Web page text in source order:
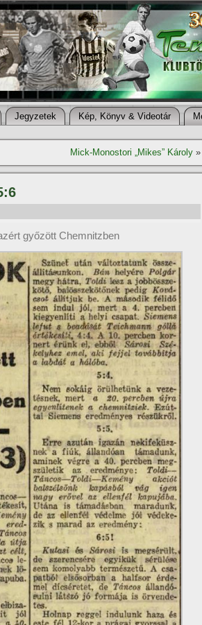
Jegyzetek Kép, Könyv & Videotár
Mick-Monostori „Mikes” Károly »
győzött Chemnitzben